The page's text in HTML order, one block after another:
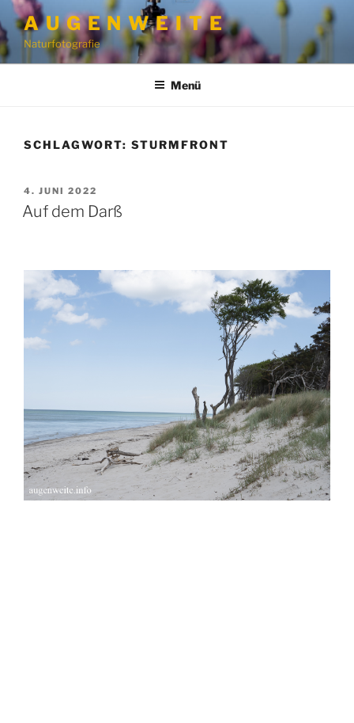
Zum
Inhalt
springen
A U G E N W E I T E
Naturfotografie
Menü
SCHLAGWORT: STURMFRONT
VERÖFFENTLICHT
AM
4. JUNI 2022
Auf dem Darß